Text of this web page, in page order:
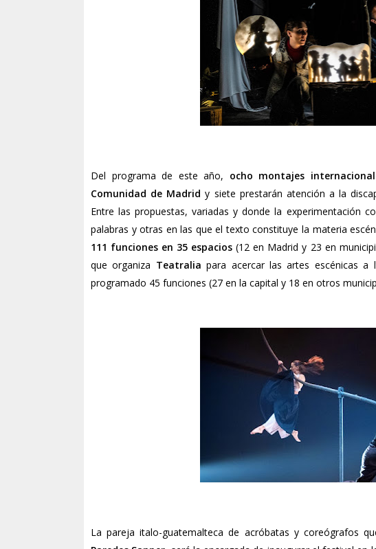
Del programa de este año, ocho montajes
Comunidad de Madrid y siete prestarán atención a la
Entre las propuestas, variadas y donde la experimentación
palabras y otras en las que el texto constituye la materia
111 funciones en 35 espacios (12 en Madrid y 23 en
que organiza Teatralia para acercar las artes escénicas a
programado 45 funciones (27 en la capital y 18 en otros
La pareja italo-guatemalteca de acróbatas y coreógrafos